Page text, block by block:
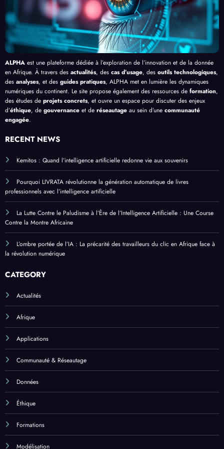
ue
ALPHA est une plateforme dédiée à l’exploration de l’innovation et de la donnée
en Afrique. À travers des actualités, des cas d’usage, des outils technologiques,
des analyses, et des guides pratiques, ALPHA met en lumière les dynamiques
numériques du continent. Le site propose également des ressources de formation,
des études de projets concrets, et ouvre un espace pour discuter des enjeux
d’éthique, de gouvernance et de réseautage au sein d’une communauté
engagée.
RECENT NEWS
Kemitos : Quand l’intelligence artificielle redonne vie aux souvenirs
Pourquoi LIVRATA révolutionne la génération automatique de livres
professionnels avec l’intelligence artificielle
La Lutte Contre le Paludisme à l’Ère de l’Intelligence Artificielle : Une Course
Contre la Montre Africaine
L’ombre portée de l’IA : La précarité des travailleurs du clic en Afrique face à
la révolution numérique
CATEGORY
Actualités
Afrique
Applications
Communauté & Réseautage
Données
Éthique
Formations
Modélisation